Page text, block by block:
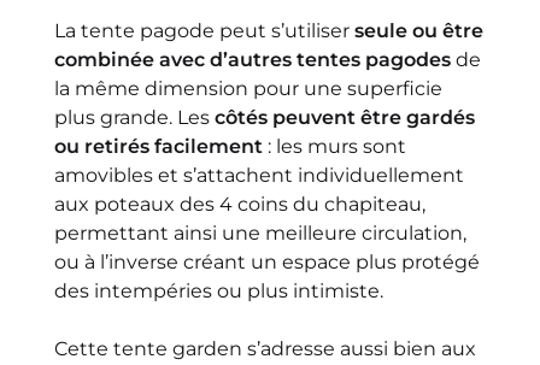
La tente pagode peut s’utiliser seule ou être
combinée avec d’autres tentes pagodes de
la même dimension pour une superficie
plus grande. Les côtés peuvent être gardés
ou retirés facilement : les murs sont
amovibles et s’attachent individuellement
aux poteaux des 4 coins du chapiteau,
permettant ainsi une meilleure circulation,
ou à l’inverse créant un espace plus protégé
des intempéries ou plus intimiste.
Cette tente garden s’adresse aussi bien aux